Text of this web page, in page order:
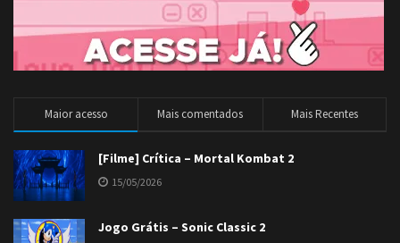
Maior acesso Mais comentados Mais Recentes
[Filme] Crítica – Mortal Kombat 2
15/05/2026
Jogo Grátis – Sonic Classic 2